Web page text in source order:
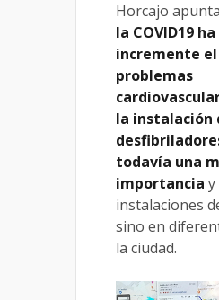
Horcajo
la COVID19
incremente
problemas
la instalación
todavía una
importancia y
instalaciones
sino en
la ciudad.